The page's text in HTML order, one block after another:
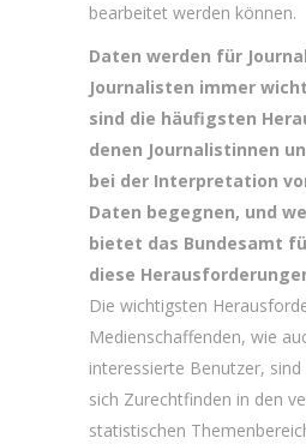
bearbeitet werden können.
Daten werden für
Journalisten immer
sind die häufigsten
denen Journalistinnen
bei der Interpretation
Daten begegnen, und
bietet das Bundesamt
diese
Die wichtigsten
Medienschaffenden, wie
interessierte Benutzer,
sich Zurechtfinden in den
statistischen